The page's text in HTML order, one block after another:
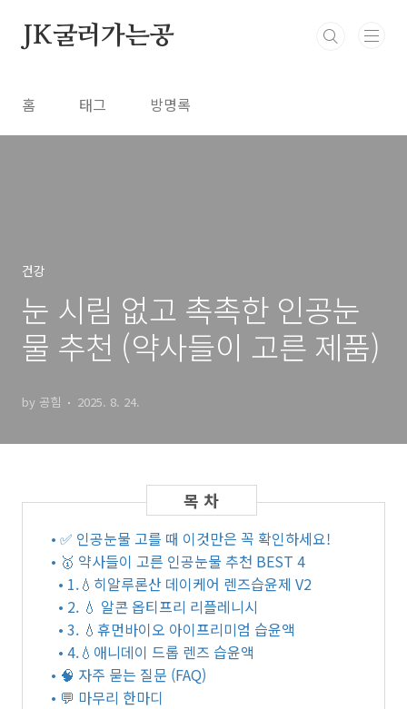
JK굴러가는공
홈 태그 방명록
건강
눈 시림 없고 촉촉한 인공눈
물 추천 (약사들이 고른 제품)
by 공힘 2025. 8. 24.
• ✅ 인공눈물 고를 때 이것만은 꼭 확인하세요!
• 🥇 약사들이 고른 인공눈물 추천 BEST 4
• 1.💧히알루론산 데이케어 렌즈습윤제 V2
• 2. 💧 알콘 옵티프리 리플레니시
• 3. 💧휴먼바이오 아이프리미엄 습윤액
• 4.💧애니데이 드롭 렌즈 습윤액
• 🧠 자주 묻는 질문 (FAQ)
• 💬 마무리 한마디